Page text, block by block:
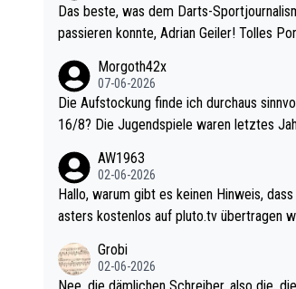
Das beste, was dem Darts-
passieren konnte, Adrian Geiler! Tolles
Morgoth42x
07-06-2026
Die Aufstockung finde ich durchaus
16/8? Die Jugendspiele waren letztes Jahr durchaus sehr kur
l. Allerdings ist Mitchell Lawrie als Nummer 1 der Welt eh quali
fiziert. Somit ändert die automatische
eisters erstmal nichts. Ich denke sie wollen damit für nächste
d wohl wenig WDF Turniere spielen. Dies
etztes Jahr der Fall. Er musste als
AW1963
02-06-2026
Hallo, warum gibt es keinen Hinweis, dass die Nordic Darts M
asters kostenlos auf pluto.tv übertragen
Grobi
02-06-2026